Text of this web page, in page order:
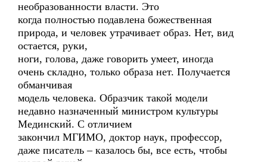
необразованности власти. Это
когда полностью подавлена божественная
природа, и человек утрачивает образ. Нет, вид
остается, руки,
ноги, голова, даже говорить умеет, иногда
очень складно, только образа нет. Получается
обманчивая
модель человека. Образчик такой модели
недавно назначенный министром культуры
Мединский. С отличием
закончил МГИМО, доктор наук, профессор,
даже писатель – казалось бы, все есть, чтобы